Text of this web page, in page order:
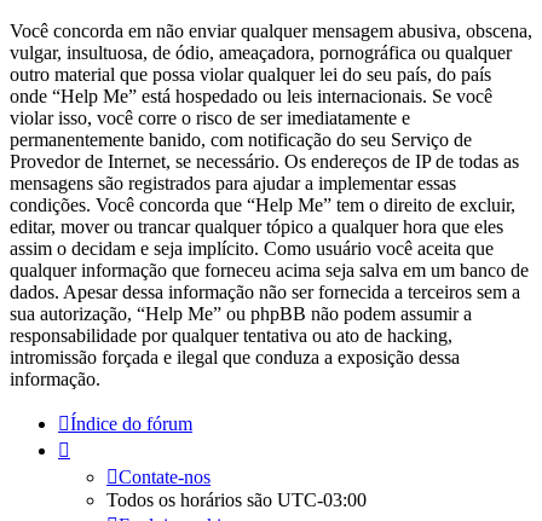
Você concorda em não enviar qualquer mensagem abusiva, obscena,
vulgar, insultuosa, de ódio, ameaçadora, pornográfica ou qualquer
outro material que possa violar qualquer lei do seu país, do país
onde “Help Me” está hospedado ou leis internacionais. Se você
violar isso, você corre o risco de ser imediatamente e
permanentemente banido, com notificação do seu Serviço de
Provedor de Internet, se necessário. Os endereços de IP de todas as
mensagens são registrados para ajudar a implementar essas
condições. Você concorda que “Help Me” tem o direito de excluir,
editar, mover ou trancar qualquer tópico a qualquer hora que eles
assim o decidam e seja implícito. Como usuário você aceita que
qualquer informação que forneceu acima seja salva em um banco de
dados. Apesar dessa informação não ser fornecida a terceiros sem a
sua autorização, “Help Me” ou phpBB não podem assumir a
responsabilidade por qualquer tentativa ou ato de hacking,
intromissão forçada e ilegal que conduza a exposição dessa
informação.
Índice do fórum
Contate-nos
Todos os horários são UTC-03:00